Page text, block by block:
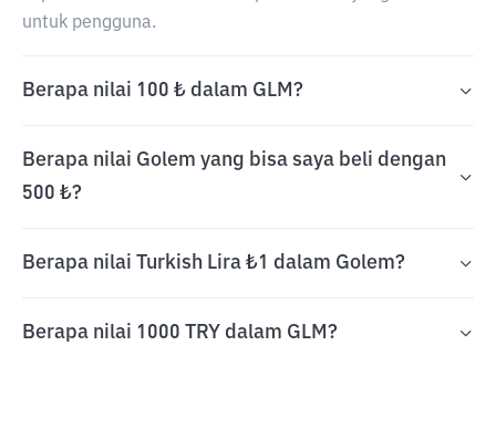
untuk pengguna.
Berapa nilai 100 ₺ dalam GLM?
Berapa nilai Golem yang bisa saya beli dengan
500 ₺?
Berapa nilai Turkish Lira ₺1 dalam Golem?
Berapa nilai 1000 TRY dalam GLM?